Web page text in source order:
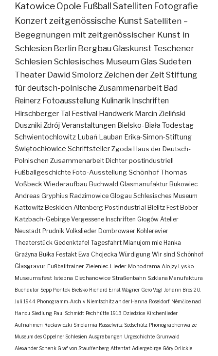
KatowiceOpole FußballSatelliten Fotografie
Konzertzeitgenössische Kunst Satelliten –
Begegnungen mit zeitgenössischer Kunst in
Schlesien Berlin BergbauGlaskunst Teschener
Schlesien Schlesisches MuseumGlas Sudeten
Theater Dawid SmolorzZeichen der Zeit Stiftung
für deutsch-polnische Zusammenarbeit Bad
Reinerz Fotoausstellung Kulinarik Inschriften
Hirschberger Tal Festival Handwerk Marcin Zieliński
Duszniki Zdrój Veranstaltungen Bielsko-Biała Todestag
Schwientochlowitz Lubań Lauban Erika-Simon-Stiftung
Świętochłowice SchriftstellerZgoda Haus der Deutsch-
Polnischen ZusammenarbeitDichterpostindustriell
Fußballgeschichte Foto-AusstellungSchönhofThomas
VoßbeckWiederaufbau Buchwald Glasmanufaktur Bukowiec
Andreas Gryphius Radzimowice Glogau Schlesisches Museum
Kattowitz Beskiden Altenberg Postindustrial Bielitz Fest Bober-
Katzbach-Gebirge Vergessene Inschriften Głogów Atelier
Neustadt Prudnik Volkslieder Dombrowaer Kohlerevier
Theaterstück Gedenktafel Tagesfahrt Mianujom mie Hanka
Grażyna Bułka Festakt Ewa Chojecka Würdigung Wir sind Schönhof
Glasgravur Fußballtrainer Zieleniec Lieder Monodrama Alojzy Lysko
Museumsfest Istebna Ciechanowice Straßenbahn Szklana Manufaktura
Buchautor Sepp Piontek Bielsko Richard Ernst Wagner Gero Vogl Johann Bros 20.
Juli 1944 Phonogramm-Archiv Niemtschitz an der Hanna Roseldorf Némčice nad
Hanou Siedlung Paul Schmidt Pechhütte 1913 Dziedzice Kirchenlieder
Aufnahmen Racławiczki Smolarnia Rasselwitz Sedschütz Phonographenwalze
Museum des Oppelner Schlesien Ausgrabungen Urgeschichte Grunwald
Alexander Schenk Graf von Stauffenberg Attentat Adlergebirge Góry Orlickie